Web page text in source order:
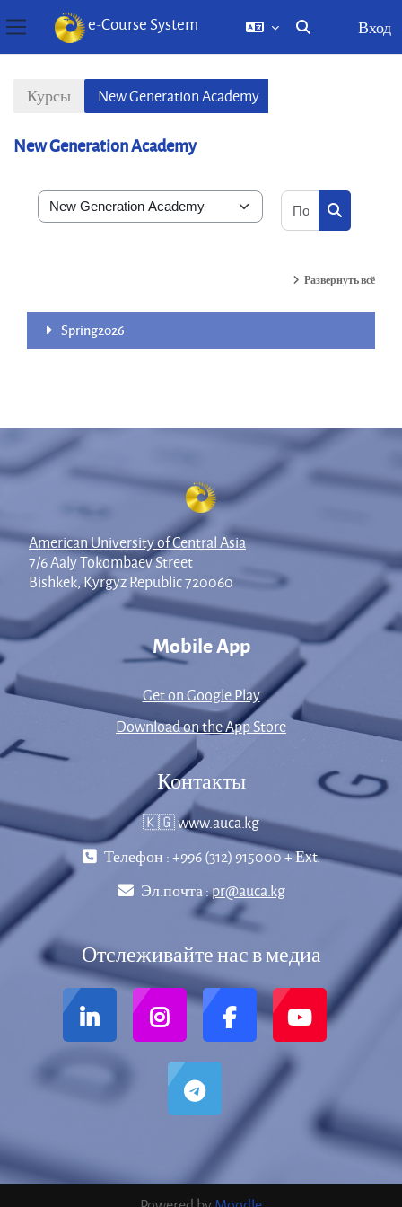
Боковая панель
e-Course System
Изменить
Вход
Курсы New Generation Academy
New Generation Academy
Категории курсов
Поиск курса
Развернуть всё
Spring2026
American University of Central Asia
7/6 Aaly Tokombaev Street
Bishkek, Kyrgyz Republic 720060
Mobile App
Get on Google Play
Download on the App Store
Контакты
🇰🇬 www.auca.kg
Телефон : +996 (312) 915000 + Еxt.
Эл.почта :pr@auca.kg
Отслеживайте нас в медиа